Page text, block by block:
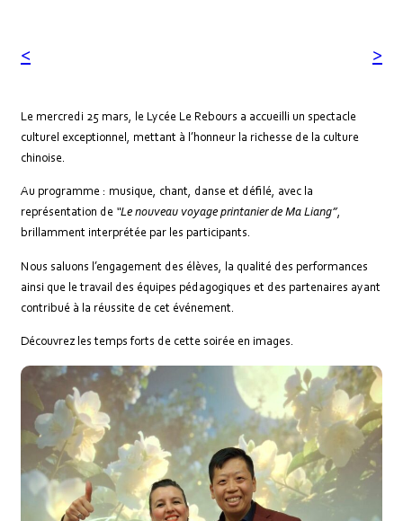
Le mercredi 25 mars, le Lycée Le Rebours a accueilli un spectacle
culturel exceptionnel, mettant à l’honneur la richesse de la culture
chinoise.
Au programme : musique, chant, danse et défilé, avec la
représentation de “Le nouveau voyage printanier de Ma Liang”,
brillamment interprétée par les participants.
Nous saluons l’engagement des élèves, la qualité des performances
ainsi que le travail des équipes pédagogiques et des partenaires ayant
contribué à la réussite de cet événement.
Découvrez les temps forts de cette soirée en images.